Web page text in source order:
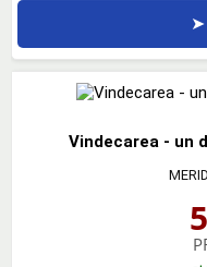
➤
Vindecarea - un